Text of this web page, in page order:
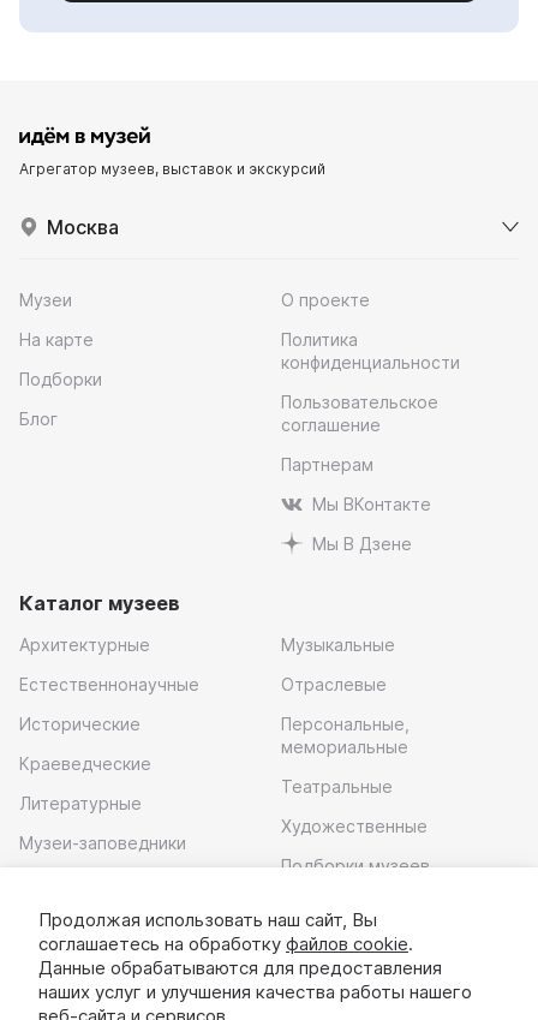
Агрегатор музеев, выставок и экскурсий
Москва
Музеи
На карте
Подборки
Блог
О проекте
Политика
конфиденциальности
Пользовательское
соглашение
Партнерам
Мы ВКонтакте
Мы В Дзене
Каталог музеев
Архитектурные
Естественнонаучные
Исторические
Краеведческие
Литературные
Музеи-заповедники
Музыкальные
Отраслевые
Персональные,
мемориальные
Театральные
Художественные
Подборки музеев
Скачать приложение
Продолжая использовать наш сайт, Вы
соглашаетесь на обработку файлов cookie.
Данные обрабатываются для предоставления
наших услуг и улучшения качества работы нашего